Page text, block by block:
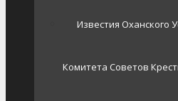
Известия Оханского
Комитета Советов